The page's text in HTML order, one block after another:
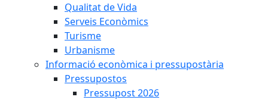
Qualitat de Vida
Serveis Econòmics
Turisme
Urbanisme
Informació econòmica i pressupostària
Pressupostos
Pressupost 2026